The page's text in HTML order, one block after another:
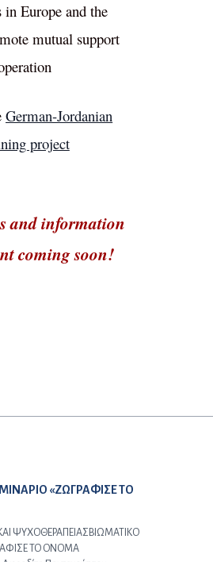
Europe and the
mutual support
German-Jordanian
project
and information
coming soon!
«ΖΩΓΡΑΦΙΣΕ ΤΟ
ΨΥΧΟΘΕΡΑΠΕΙΑΣΒΙΩΜΑΤΙΚΟ
ΤΟ ΟΝΟΜΑ